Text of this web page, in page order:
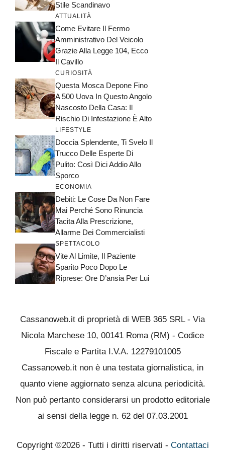
Stile Scandinavo
ATTUALITÀ
Come Evitare Il Fermo
Amministrativo Del Veicolo
Grazie Alla Legge 104, Ecco
Il Cavillo
CURIOSITÀ
Questa Mosca Depone Fino
A 500 Uova In Questo Angolo
Nascosto Della Casa: Il
Rischio Di Infestazione È Alto
LIFESTYLE
Doccia Splendente, Ti Svelo Il
Trucco Delle Esperte Di
Pulito: Così Dici Addio Allo
Sporco
ECONOMIA
Debiti: Le Cose Da Non Fare
Mai Perché Sono Rinuncia
Tacita Alla Prescrizione,
Allarme Dei Commercialisti
SPETTACOLO
Vite Al Limite, Il Paziente
Sparito Poco Dopo Le
Riprese: Ore D’ansia Per Lui
Cassanoweb.it di proprietà di WEB 365 SRL - Via
Nicola Marchese 10, 00141 Roma (RM) - Codice
Fiscale e Partita I.V.A. 12279101005
Cassanoweb.it non è una testata giornalistica, in
quanto viene aggiornato senza alcuna periodicità.
Non può pertanto considerarsi un prodotto editoriale
ai sensi della legge n. 62 del 07.03.2001
Copyright ©2026 - Tutti i diritti riservati - Contattaci